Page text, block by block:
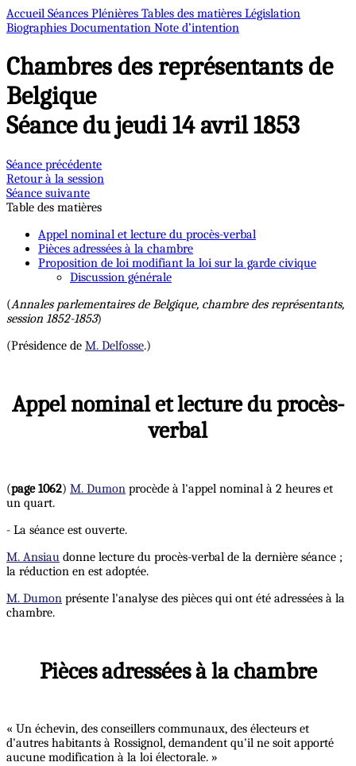
Accueil Séances Plénières Tables des matières Législation
Biographies Documentation Note d’intention
Chambres des représentants de
Belgique
Séance du jeudi 14 avril 1853
Séance précédente
Retour à la session
Séance suivante
Table des matières
Appel nominal et lecture du procès-verbal
Pièces adressées à la chambre
Proposition de loi modifiant la loi sur la garde civique
Discussion générale
(Annales parlementaires de Belgique, chambre des représentants,
session 1852-1853)
(Présidence de M. Delfosse.)
Appel nominal et lecture du procès-
verbal
(page 1062) M. Dumon procède à l'appel nominal à 2 heures et
un quart.
- La séance est ouverte.
M. Ansiau donne lecture du procès-verbal de la dernière séance ;
la réduction en est adoptée.
M. Dumon présente l'analyse des pièces qui ont été adressées à la
chambre.
Pièces adressées à la chambre
« Un échevin, des conseillers communaux, des électeurs et
d'autres habitants à Rossignol, demandent qu'il ne soit apporté
aucune modification à la loi électorale. »